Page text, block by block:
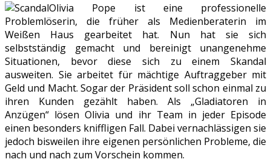
Olivia Pope ist eine professionelle
Problemlöserin, die früher als Medienberaterin im
Weißen Haus gearbeitet hat. Nun hat sie sich
selbstständig gemacht und bereinigt unangenehme
Situationen, bevor diese sich zu einem Skandal
ausweiten. Sie arbeitet für mächtige Auftraggeber mit
Geld und Macht. Sogar der Präsident soll schon einmal zu
ihren Kunden gezählt haben. Als „Gladiatoren in
Anzügen“ lösen Olivia und ihr Team in jeder Episode
einen besonders kniffligen Fall. Dabei vernachlässigen sie
jedoch bisweilen ihre eigenen persönlichen Probleme, die
nach und nach zum Vorschein kommen.